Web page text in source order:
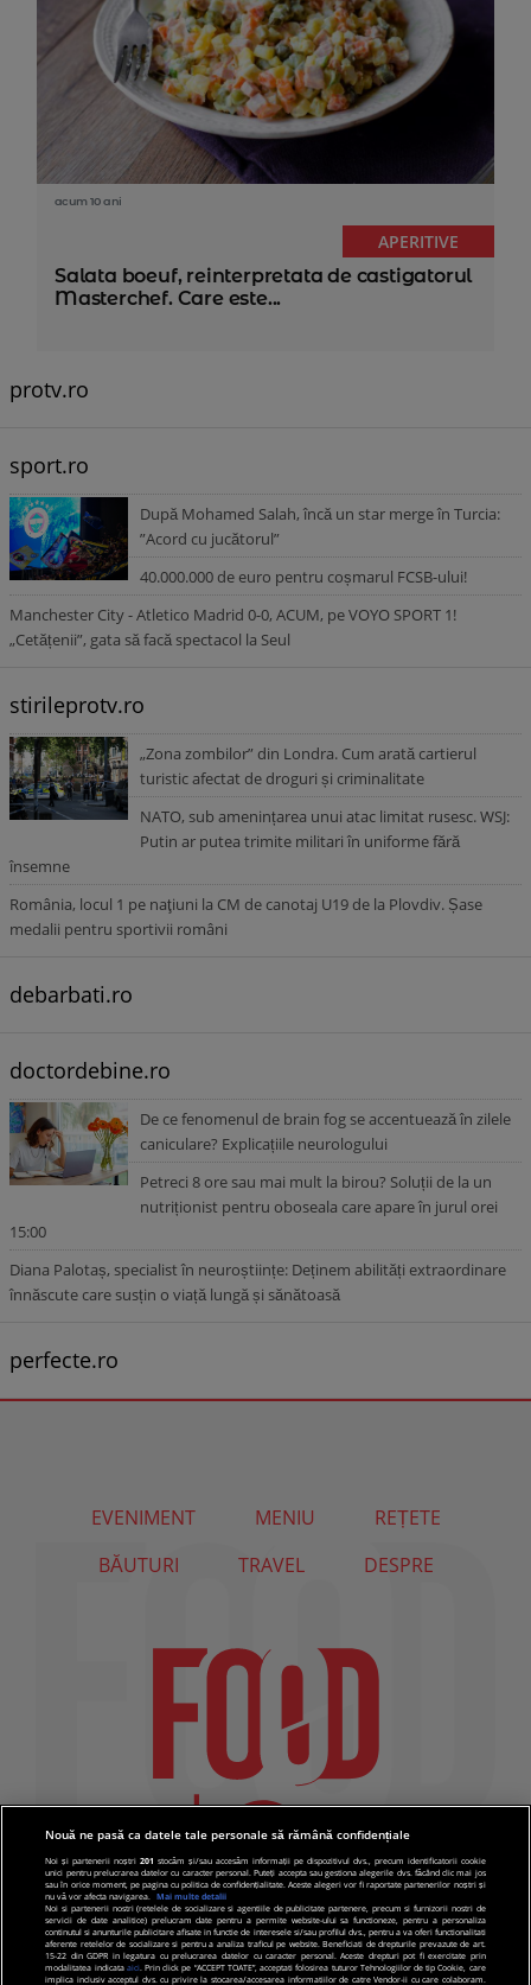
acum 10 ani
APERITIVE
Salata boeuf, reinterpretata de castigatorul
Masterchef. Care este...
protv.ro
sport.ro
După Mohamed Salah, încă un star merge în Turcia:
”Acord cu jucătorul”
40.000.000 de euro pentru coșmarul FCSB-ului!
Manchester City - Atletico Madrid 0-0, ACUM, pe VOYO SPORT 1!
„Cetățenii”, gata să facă spectacol la Seul
stirileprotv.ro
„Zona zombilor” din Londra. Cum arată cartierul
turistic afectat de droguri și criminalitate
NATO, sub amenințarea unui atac limitat rusesc. WSJ:
Putin ar putea trimite militari în uniforme fără
însemne
România, locul 1 pe naţiuni la CM de canotaj U19 de la Plovdiv. Șase
medalii pentru sportivii români
debarbati.ro
doctordebine.ro
De ce fenomenul de brain fog se accentuează în zilele
caniculare? Explicațiile neurologului
Petreci 8 ore sau mai mult la birou? Soluții de la un
nutriționist pentru oboseala care apare în jurul orei
15:00
Diana Palotaș, specialist în neuroștiințe: Deținem abilități extraordinare
înnăscute care susțin o viață lungă și sănătoasă
perfecte.ro
EVENIMENT MENIU
REȚETE
BĂUTURI
TRAVEL DESPRE
Nouă ne pasă ca datele tale personale să rămână confidențiale
Noi și partenerii noștri201 stocăm și/sau accesăm informații pe dispozitivul dvs., precum identificatorii cookie
unici pentru prelucrarea datelor cu caracter personal. Puteți accepta sau gestiona alegerile dvs. făcând clic mai jos
sau în orice moment, pe pagina cu politica de confidențialitate. Aceste alegeri vor fi raportate partenerilor noștri și
nu vă vor afecta navigarea.
Mai multe detalii
Noi si partenerii nostri (retelele de socializare si agentiile de publicitate partenere, precum si furnizorii nostri de
servicii de date analitice) prelucram date pentru a permite website-ului sa functioneze, pentru a personaliza
continutul si anunturile publicitare afisate in functie de interesele si/sau profilul dvs., pentru a va oferi functionalitati
aferente retelelor de socializare si pentru a analiza traficul pe website. Beneficiati de drepturile prevazute de art.
15-22 din GDPR in legatura cu prelucrarea datelor cu caracter personal. Aceste drepturi pot fi exercitate prin
modalitatea indicata aici. Prin click pe “ACCEPT TOATE”, acceptati folosirea tuturor Tehnologiilor de tip Cookie, care
implica inclusiv acceptul dvs. cu privire la stocarea/accesarea informatiilor de catre Vendor-ii cu care colaboram.